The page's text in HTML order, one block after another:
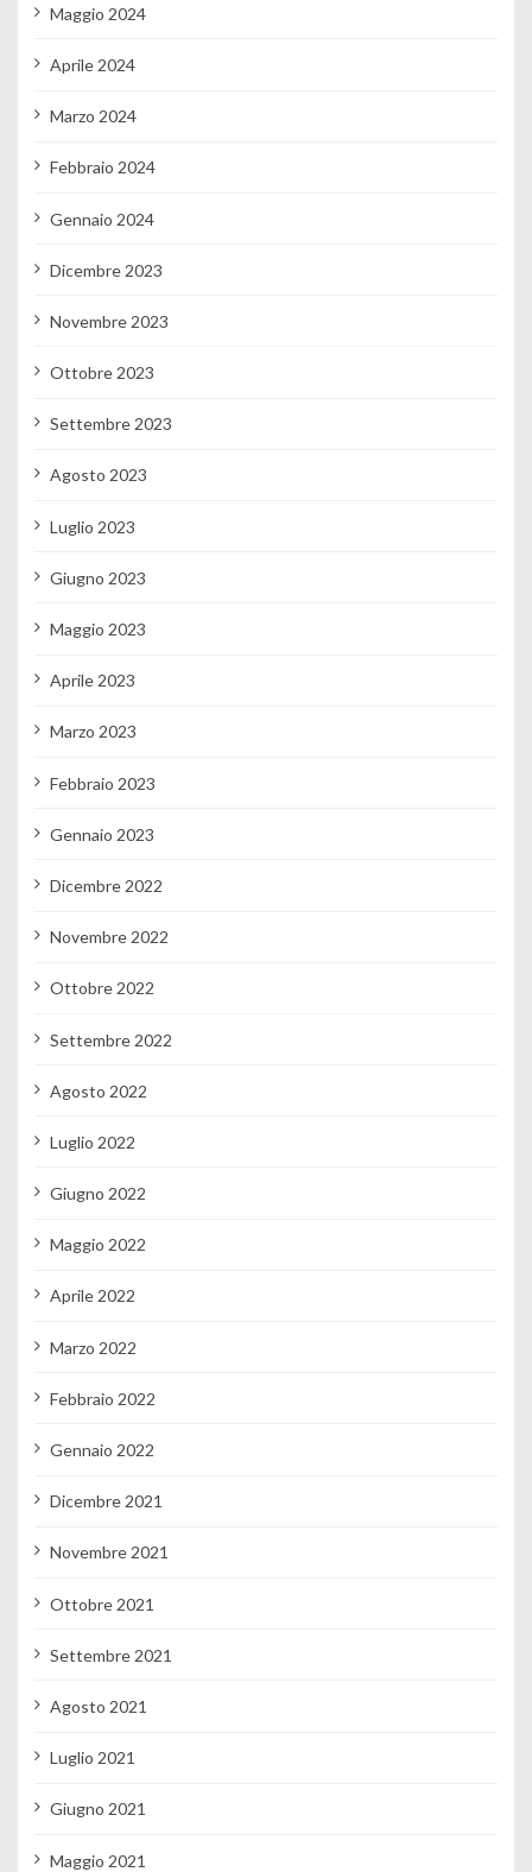
Maggio 2024
Aprile 2024
Marzo 2024
Febbraio 2024
Gennaio 2024
Dicembre 2023
Novembre 2023
Ottobre 2023
Settembre 2023
Agosto 2023
Luglio 2023
Giugno 2023
Maggio 2023
Aprile 2023
Marzo 2023
Febbraio 2023
Gennaio 2023
Dicembre 2022
Novembre 2022
Ottobre 2022
Settembre 2022
Agosto 2022
Luglio 2022
Giugno 2022
Maggio 2022
Aprile 2022
Marzo 2022
Febbraio 2022
Gennaio 2022
Dicembre 2021
Novembre 2021
Ottobre 2021
Settembre 2021
Agosto 2021
Luglio 2021
Giugno 2021
Maggio 2021